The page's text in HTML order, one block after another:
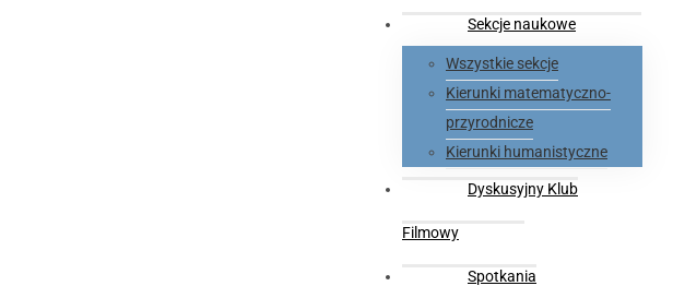
Sekcje naukowe
Wszystkie sekcje
Kierunki matematyczno-
przyrodnicze
Kierunki humanistyczne
Dyskusyjny Klub
Filmowy
Spotkania